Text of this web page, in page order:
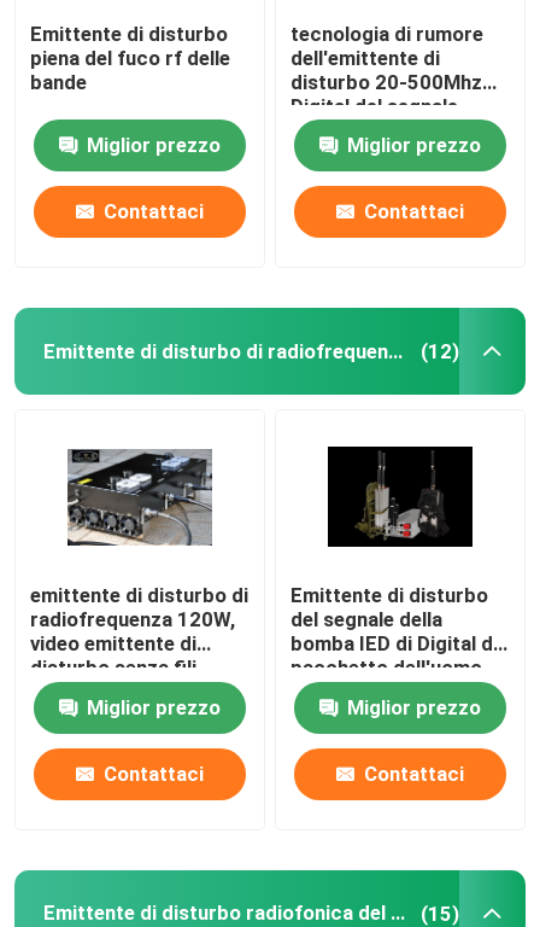
Emittente di disturbo del segnale radio
Emittente di disturbo di radiofrequenza
Emittente di disturbo radiofonica del fuco
Emittente di disturbo militare del fuco
emittente di disturbo cellulare del segnale
emittenti di disturbo del telefono di cella di prigione
Emittente di disturbo satellite del segnale
Emittente di disturbo
piena del fuco rf delle
bande
Miglior prezzo
Contattaci
tecnologia di rumore
dell'emittente di
disturbo 20-500Mhz
Digital del segnale
radio di 300M Range
IED
Miglior prezzo
Contattaci
Emittente di disturbo di radiofrequenza (12)
emittente di disturbo di
radiofrequenza 120W,
video emittente di
disturbo senza fili
1.2GHz-1.3GHz
900MHzMiglior prezzo
Contattaci
Emittente di disturbo
del segnale della
bomba IED di Digital del
pacchetto dell'uomo
per i gruppi di EOD e le
forze di lotta al
terrorismo
Miglior prezzo
Contattaci
Emittente di disturbo radiofonica del fuco (15)